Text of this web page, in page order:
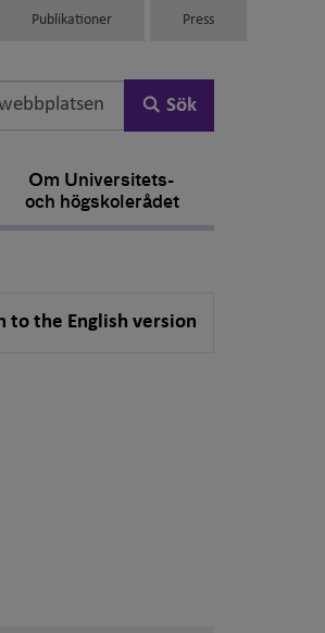
Publikationer Press
Sök
Om Universitets-
och högskolerådet
to the English version